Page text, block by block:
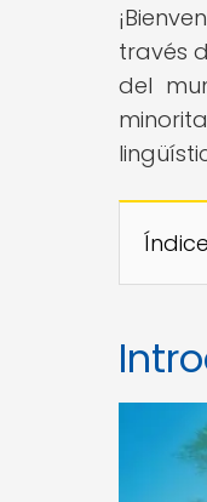
través
del
Índice